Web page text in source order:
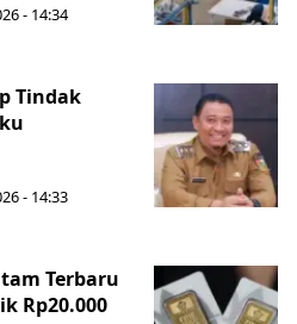
- 14:34
Tindak
- 14:33
Terbaru
Rp20.000